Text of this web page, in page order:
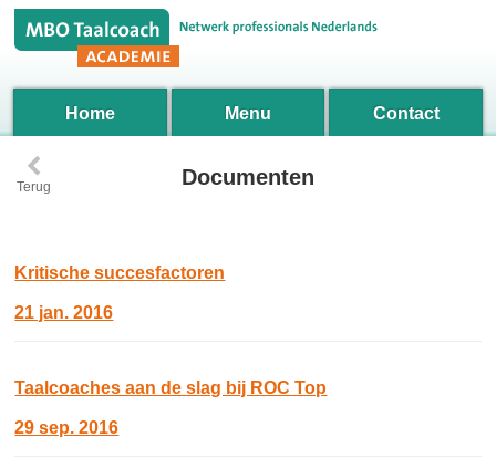
Home Menu Contact
‹
Terug Documenten
Kritische succesfactoren
21 jan. 2016
Taalcoaches aan de slag bij ROC Top
29 sep. 2016